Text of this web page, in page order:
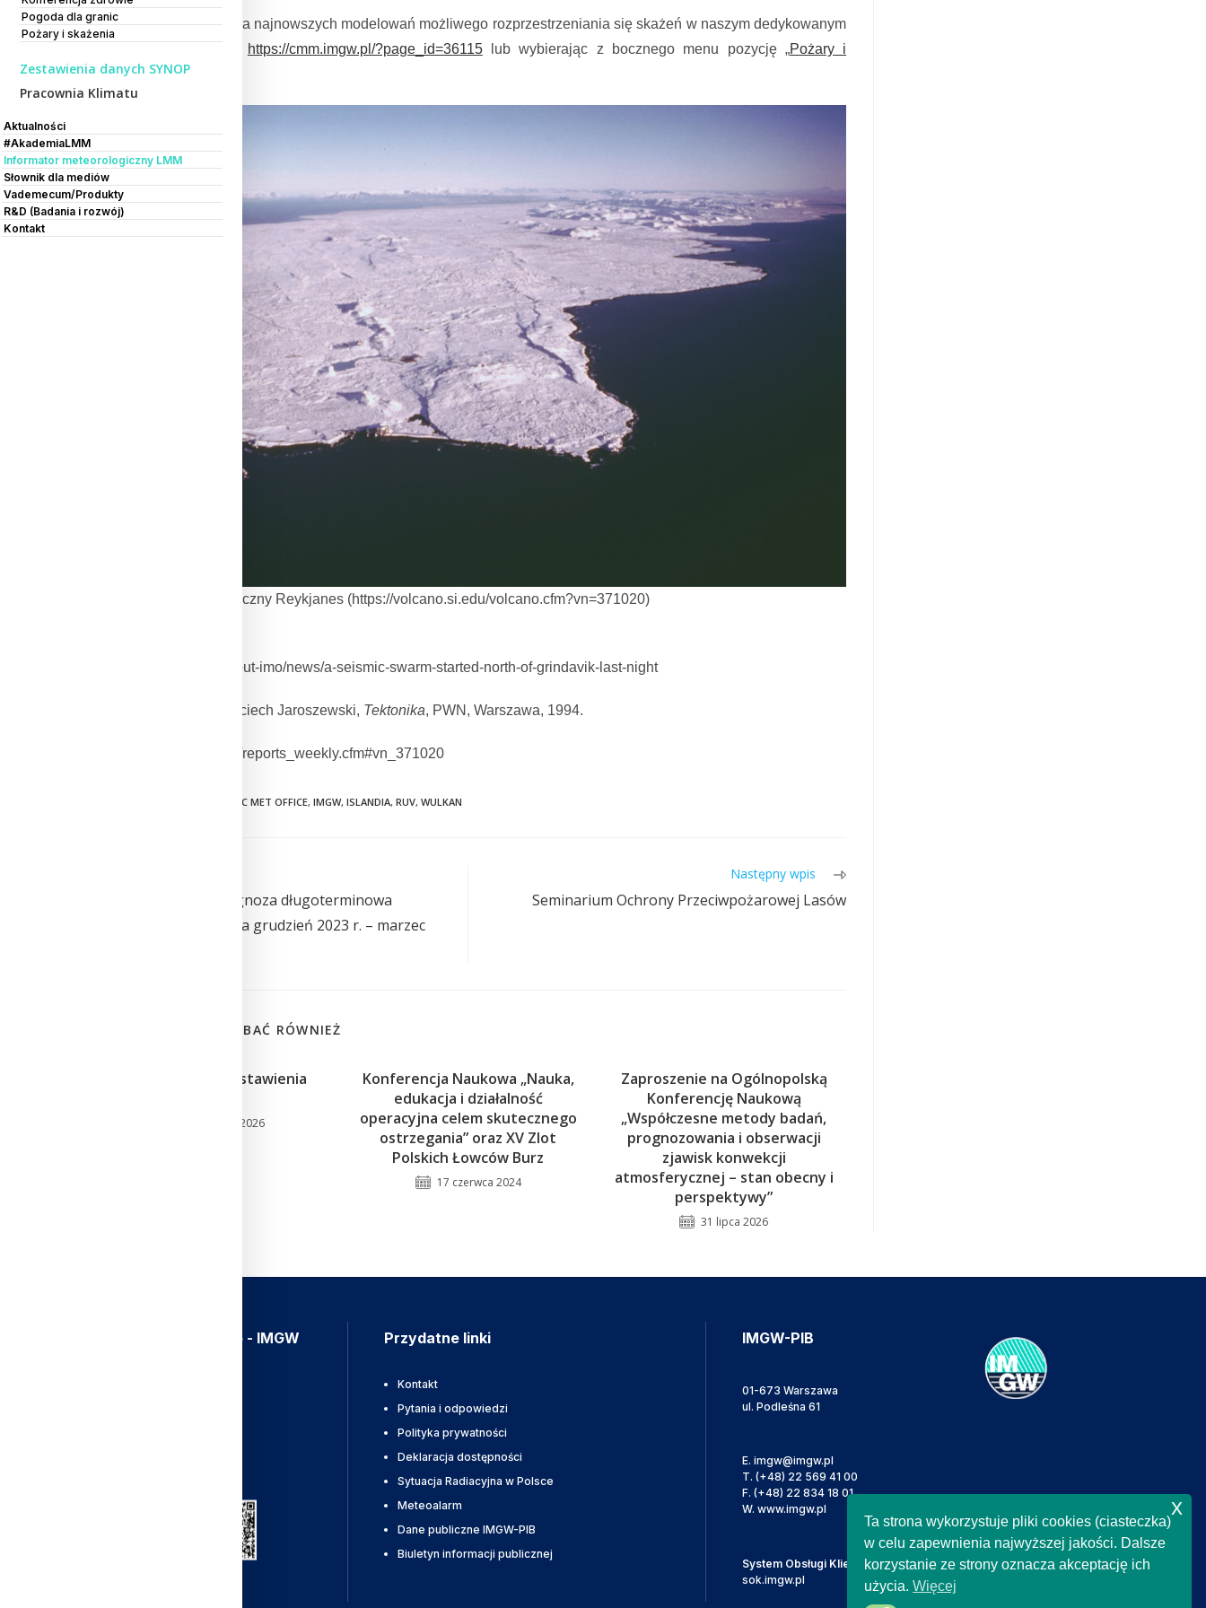
Pogoda dla granic
Pożary i skażenia
Zestawienia danych SYNOP
Pracownia Klimatu
Aktualności
#AkademiaLMM
Informator meteorologiczny LMM
Słownik dla mediów
Vademecum/Produkty
R&D (Badania i rozwój)
Kontakt
Zachęcamy do śledzenia najnowszych modelowań możliwego rozprzestrzeniania się skażeń w naszym dedykowanym
https://cmm.imgw.pl/?page_id=36115lub wybierając z bocznego menu pozycję „Pożary i
skażenia „.
Zdjęcie: system wulkaniczny Reykjanes (https://volcano.si.edu/volcano.cfm?vn=371020)
1. https://en.vedur.is/about-imo/news/a-seismic-swarm-started-north-of-grindavik-last-night
2. Ryszard Dadlez, Wojciech Jaroszewski, Tektonika, PWN, Warszawa, 1994.
3. https://volcano.si.edu/reports_weekly.cfm#vn_371020
ICELANDIC MET OFFICE, IMGW, ISLANDIA, RUV, WULKAN
Eksperymentalna prognoza długoterminowa
temperatury i opadu na grudzień 2023 r. – marzec
Następny wpis
Seminarium Ochrony Przeciwpożarowej Lasów
MOŻE CI SIĘ SPODOBAĆ RÓWNIEŻ
Dobry wgląd w zestawienia
15 kwietnia 2026
Konferencja Naukowa „Nauka,
edukacja i działalność
operacyjna celem skutecznego
ostrzegania” oraz XV Zlot
Polskich Łowców Burz
17 czerwca 2024
Zaproszenie na Ogólnopolską
Konferencję Naukową
„Współczesne metody badań,
prognozowania i obserwacji
zjawisk konwekcji
atmosferycznej – stan obecny i
perspektywy”
31 lipca 2026
Aplikacja Meteo - IMGW Przydatne linki
Kontakt
Pytania i odpowiedzi
Polityka prywatności
Deklaracja dostępności
Sytuacja Radiacyjna w Polsce
Meteoalarm
Dane publiczne IMGW-PIB
Biuletyn informacji publicznej
IMGW-PIB
01-673 Warszawa
ul. Podleśna 61
E. imgw@imgw.pl
T. (+48) 22 569 41 00
F. (+48) 22 834 18 01
W. www.imgw.pl
System Obsługi Klienta
sok.imgw.pl
Ta strona wykorzystuje pliki cookies (ciasteczka)
w celu zapewnienia najwyższej jakości. Dalsze
korzystanie ze strony oznacza akceptację ich
użycia.Więcej
x